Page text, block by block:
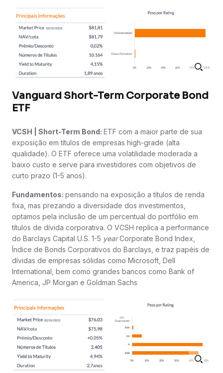
Vanguard Short-Term Corporate Bond
ETF
VCSH | Short-Term Bond: ETF com a maior parte de sua
exposição em títulos de empresas high-grade (alta
qualidade). O ETF oferece uma volatilidade moderada a
baixo custo e serve para investidores com objetivos de
curto prazo (1-5 anos).
Fundamentos: pensando na exposição a títulos de renda
fixa, mas prezando a diversidade dos investimentos,
optamos pela inclusão de um percentual do portfólio em
títulos de dívida corporativa. O VCSH replica a performance
do Barclays Capital U.S. 1-5 yearCorporate Bond Index,
Índice de Bonds Corporativos do Barclays, e traz papéis de
dívidas de empresas sólidas como Microsoft, Dell
International, bem como grandes bancos como Bank of
America, JP Morgan e Goldman Sachs